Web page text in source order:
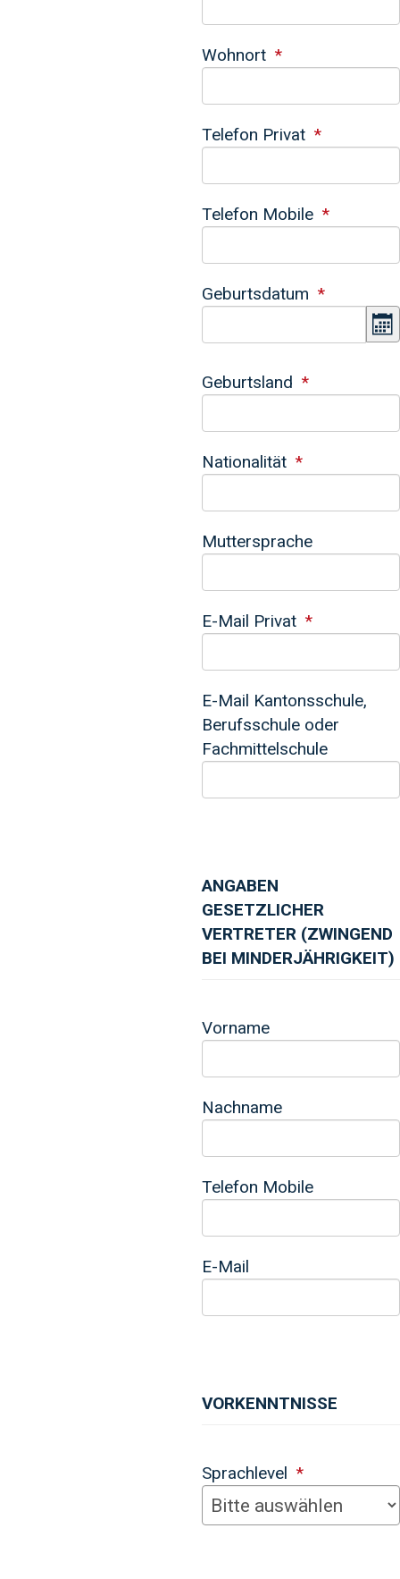
Wohnort
Telefon Privat
Telefon Mobile
Geburtsdatum
Geburtsland
Nationalität
Muttersprache
E-Mail Privat
E-Mail Kantonsschule,
Berufsschule oder
Fachmittelschule
ANGABEN
GESETZLICHER
VERTRETER (ZWINGEND
BEI MINDERJÄHRIGKEIT)
Vorname
Nachname
Telefon Mobile
E-Mail
VORKENNTNISSE
Sprachlevel